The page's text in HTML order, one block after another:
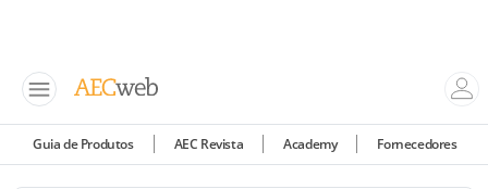
Guia de Produtos AEC Revista Academy Fornecedores